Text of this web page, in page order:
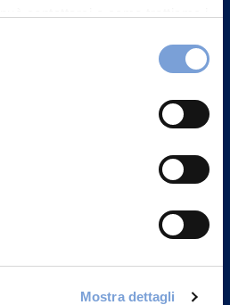
sito nella sezione "Informativa
Mostra dettagli